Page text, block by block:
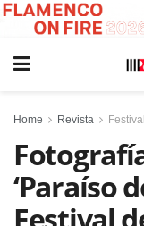
Home Revista
‘Paraíso
Festival